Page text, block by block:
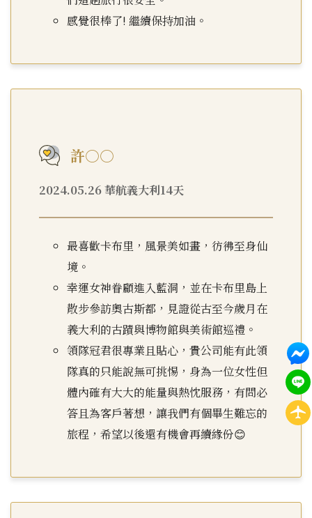
感覺很棒了! 繼續保持加油。
許○○
2024.05.26 華航義大利14天
最喜歡卡布里，風景美如畫，彷彿至身仙
境。
幸運女神眷顧進入藍洞，並在卡布里島上
散步參訪奧古斯都，見證從古至今歲月在
義大利的古蹟與博物館與美術館巡禮。
領隊冠君很專業且貼心，貴公司能有此領
隊真的只能說無可挑惕，身為一位女性但
體內確有大大的能量與熱忱服務，有問必
答且為客戶著想，讓我們有個畢生難忘的
旅程，希望以後還有機會再續緣份😊